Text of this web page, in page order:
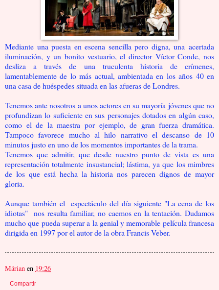
Mediante una puesta en escena sencilla pero digna, una acertada
iluminación, y un bonito vestuario, el director Víctor Conde, nos
desliza a través de una truculenta historia de crímenes,
lamentablemente de lo más actual, ambientada en los años 40 en
una casa de huéspedes situada en las afueras de Londres.
Tenemos ante nosotros a unos actores en su mayoría jóvenes que no
profundizan lo suficiente en sus personajes dotados en algún caso,
como el de la maestra por ejemplo, de gran fuerza dramática.
Tampoco favorece mucho al hilo narrativo el descanso de 10
minutos justo en uno de los momentos importantes de la trama.
Tenemos que admitir, que desde nuestro punto de vista es una
representación totalmente insustancial; lástima, ya que los mimbres
de los que está hecha la historia nos parecen dignos de mayor
gloria.
Aunque también el espectáculo del día siguiente "La cena de los
idiotas" nos resulta familiar, no caemos en la tentación. Dudamos
mucho que pueda superar a la genial y memorable película francesa
dirigida en 1997 por el autor de la obra Francis Veber.
Márian en 19:26
Compartir